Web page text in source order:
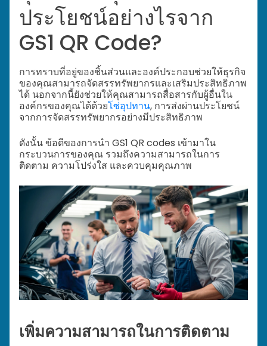
ประโยชน์อย่างไรจาก
GS1 QR Code?
การทราบที่อยู่ของชิ้นส่วนและองค์ประกอบช่วยให้ธุรกิจ
ของคุณสามารถจัดสรรทรัพยากรและเสริมประสิทธิภาพ
ได้ นอกจากนี้ยังช่วยให้คุณสามารถสื่อสารกับผู้อื่นใน
องค์กรของคุณได้ด้วยโซ่อุปทาน, การส่งผ่านประโยชน์
จากการจัดสรรทรัพยากรอย่างมีประสิทธิภาพ
ดังนั้น ข้อดีของการนำ GS1 QR codes เข้ามาใน
กระบวนการของคุณ รวมถึงความสามารถในการ
ติดตาม ความโปร่งใส และควบคุมคุณภาพ
เพิ่มความสามารถในการติดตาม